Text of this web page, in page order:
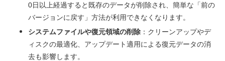
0日以上経過すると既存のデータが削除され、簡単な「前の
バージョンに戻す」方法が利用できなくなります。
システムファイルや復元領域の削除 ：クリーンアップやデ
ィスクの最適化、アップデート適用による復元データの消
去も影響します。